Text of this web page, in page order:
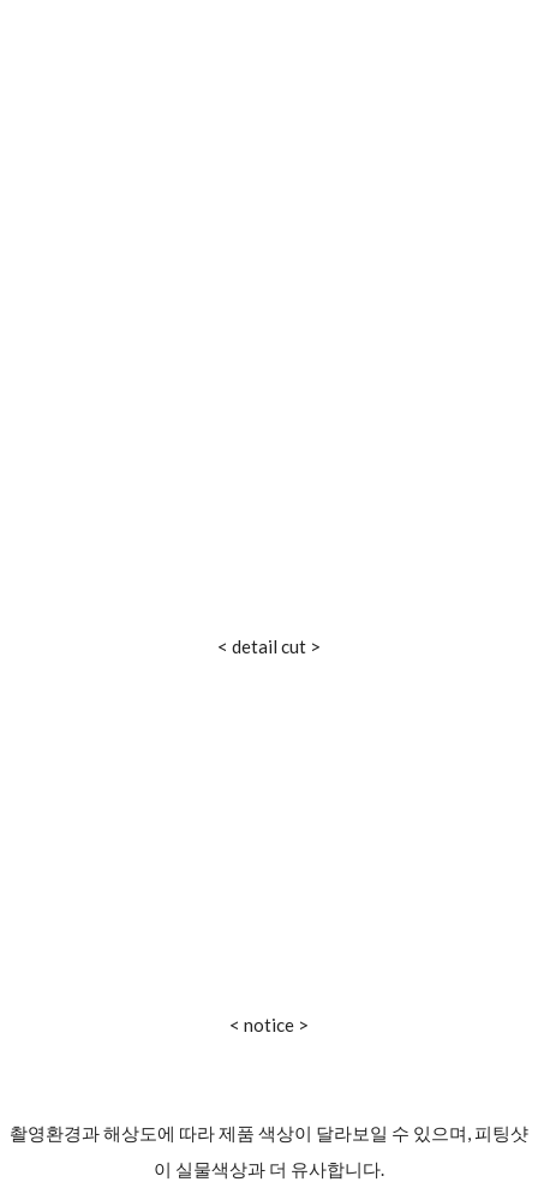
< detail cut >
< notice >
촬영환경과 해상도에 따라 제품 색상이 달라보일 수 있으며, 피팅샷
이 실물색상과 더 유사합니다.